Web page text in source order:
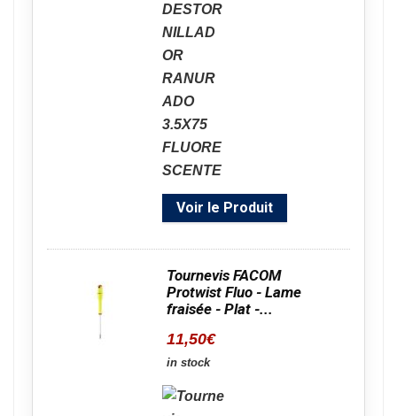
Voir le Produit
Tournevis FACOM
Protwist Fluo - Lame
fraisée - Plat -...
11,50€
in stock